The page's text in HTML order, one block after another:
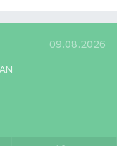
09.08.2026